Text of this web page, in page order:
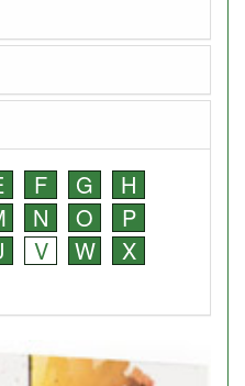
F G
H
N O
P
V W
X